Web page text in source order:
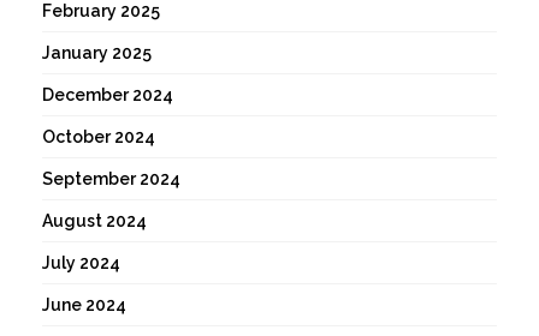
February 2025
January 2025
December 2024
October 2024
September 2024
August 2024
July 2024
June 2024